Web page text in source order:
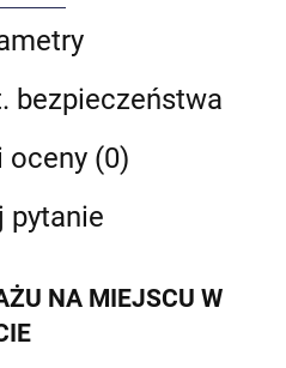
bezpieczeństwa
oceny (0)
pytanie
NA MIEJSCU W